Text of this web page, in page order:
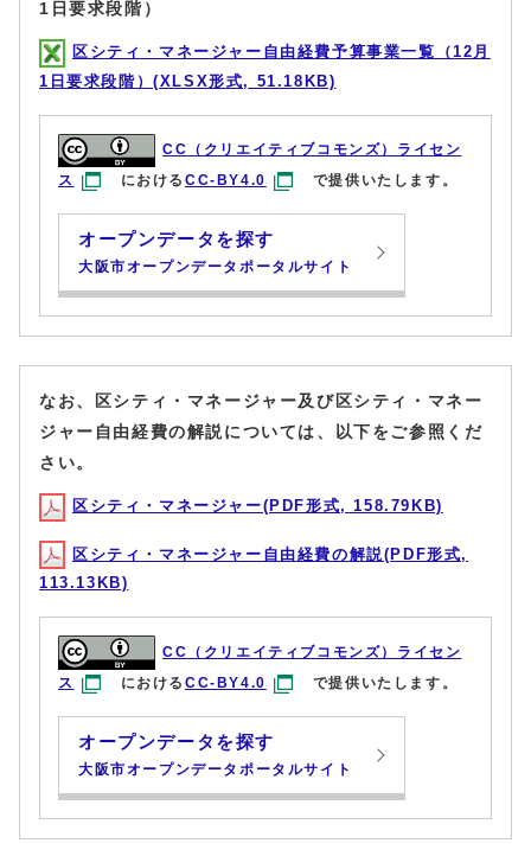
1日要求段階）
区シティ・マネージャー自由経費予算事業一覧（12月
1日要求段階）(XLSX形式, 51.18KB)
CC（クリエイティブコモンズ）ライセン
ス
におけるCC-BY4.0 で提供いたします。
オープンデータを探す
大阪市オープンデータポータルサイト
なお、区シティ・マネージャー及び区シティ・マネー
ジャー自由経費の解説については、以下をご参照くだ
さい。
区シティ・マネージャー(PDF形式, 158.79KB)
区シティ・マネージャー自由経費の解説(PDF形式,
113.13KB)
CC（クリエイティブコモンズ）ライセン
ス
におけるCC-BY4.0 で提供いたします。
オープンデータを探す
大阪市オープンデータポータルサイト